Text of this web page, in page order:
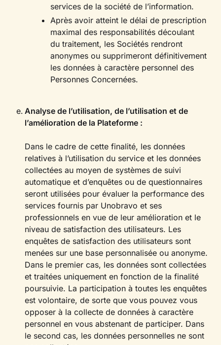
services de la société de l’information.
Après avoir atteint le délai de prescription
maximal des responsabilités découlant
du traitement, les Sociétés rendront
anonymes ou supprimeront définitivement
les données à caractère personnel des
Personnes Concernées.
Analyse de l’utilisation, de l’utilisation et de
l’amélioration de la Plateforme :
Dans le cadre de cette finalité, les données
relatives à l’utilisation du service et les données
collectées au moyen de systèmes de suivi
automatique et d’enquêtes ou de questionnaires
seront utilisées pour évaluer la performance des
services fournis par Unobravo et ses
professionnels en vue de leur amélioration et le
niveau de satisfaction des utilisateurs. Les
enquêtes de satisfaction des utilisateurs sont
menées sur une base personnalisée ou anonyme.
Dans le premier cas, les données sont collectées
et traitées uniquement en fonction de la finalité
poursuivie. La participation à toutes les enquêtes
est volontaire, de sorte que vous pouvez vous
opposer à la collecte de données à caractère
personnel en vous abstenant de participer. Dans
le second cas, les données personnelles ne sont